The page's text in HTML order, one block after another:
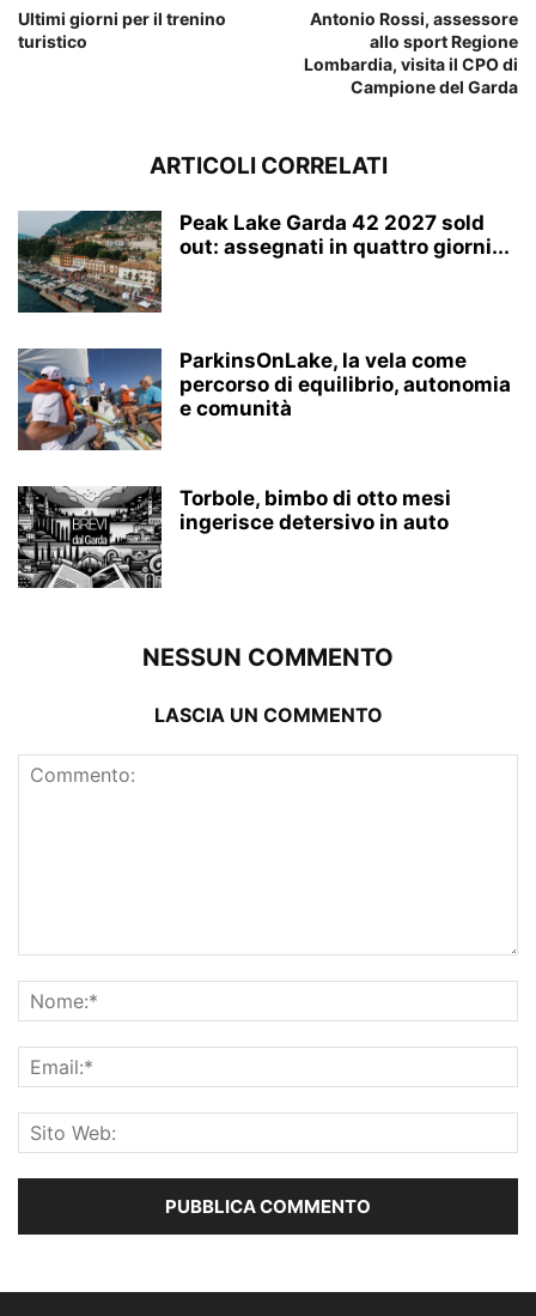
Ultimi giorni per il trenino
turistico
Antonio Rossi, assessore
allo sport Regione
Lombardia, visita il CPO di
Campione del Garda
ARTICOLI CORRELATI
Peak Lake Garda 42 2027 sold
out: assegnati in quattro giorni...
ParkinsOnLake, la vela come
percorso di equilibrio, autonomia
e comunità
Torbole, bimbo di otto mesi
ingerisce detersivo in auto
NESSUN COMMENTO
LASCIA UN COMMENTO